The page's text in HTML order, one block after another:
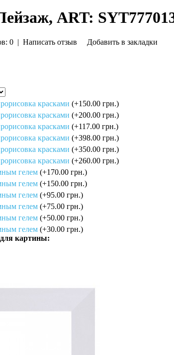
ART:
0 | Написать отзыв
Добавить в закладки
красками (+150.00 грн.)
красками (+200.00 грн.)
красками (+117.00 грн.)
красками (+398.00 грн.)
красками (+350.00 грн.)
красками (+260.00 грн.)
гелем (+170.00 грн.)
гелем (+150.00 грн.)
гелем (+95.00 грн.)
гелем (+75.00 грн.)
гелем (+50.00 грн.)
гелем (+30.00 грн.)
картины: